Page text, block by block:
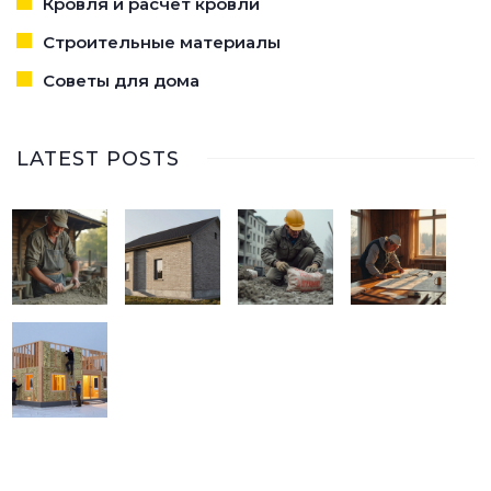
Строительные материалы
Советы для дома
LATEST POSTS